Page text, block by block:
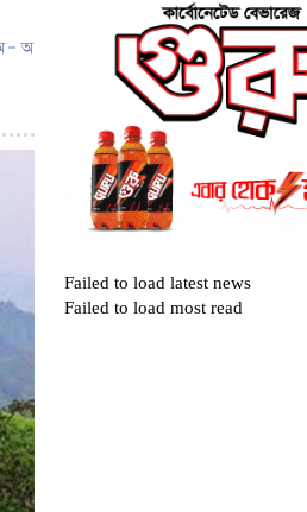
Failed to load latest news
Failed to load most read